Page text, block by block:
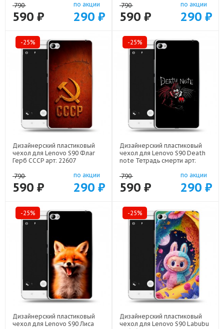
790
590 ₽
по акции
290 ₽
790
590 ₽
по акции
290 ₽
-25%
Дизайнерский пластиковый
чехол для Lenovo S90 Флаг
Герб СССР арт: 22607
790
590 ₽
по акции
290 ₽
-25%
Дизайнерский пластиковый
чехол для Lenovo S90 Death
note Тетрадь смерти арт:
790
590 ₽
по акции
290 ₽
-25%
Дизайнерский пластиковый
чехол для Lenovo S90 Лиса
-25%
Дизайнерский пластиковый
чехол для Lenovo S90 Labubu